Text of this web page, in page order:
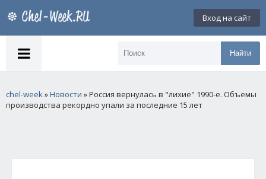
Вход на сайт
Найти
chel-week»Новости » Россия вернулась в "лихие" 1990-е. Объемы
производства рекордно упали за последние 15 лет